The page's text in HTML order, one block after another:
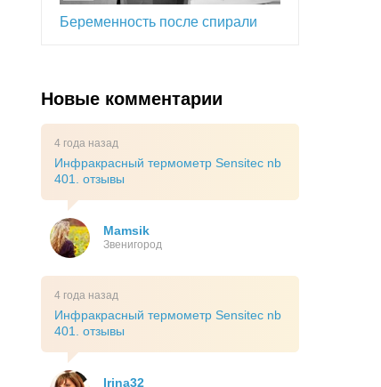
Беременность после спирали
Новые комментарии
4 года назад
Инфракрасный термометр Sensitec nb
401. отзывы
Mamsik
Звенигород
4 года назад
Инфракрасный термометр Sensitec nb
401. отзывы
Irina32